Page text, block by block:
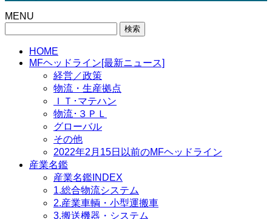
MENU
HOME
MFヘッドライン[最新ニュース]
経営／政策
物流・生産拠点
ＩＴ･マテハン
物流･３ＰＬ
グローバル
その他
2022年2月15日以前のMFヘッドライン
産業名鑑
産業名鑑INDEX
1.総合物流システム
2.産業車輌・小型運搬車
3.搬送機器・システム